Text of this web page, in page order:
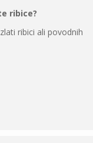
ribice?
ribici ali povodnih